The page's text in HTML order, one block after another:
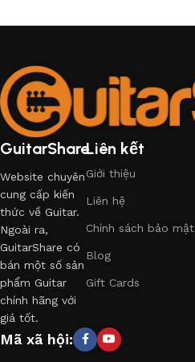
GuitarShare
Website chuyên
cung cấp kiến
thức về Guitar.
Ngoài ra,
GuitarShare có
bán một số sản
phẩm Guitar
chính hãng với
giá tốt.
Liên kết
Giới thiệu
Liên hệ
Chính sách bảo mật
Blog
Gift Cards
Mã xã hội: